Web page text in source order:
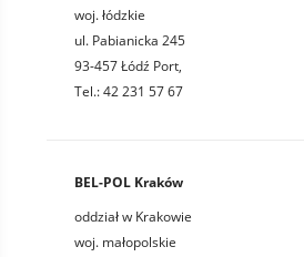
woj. łódzkie
ul. Pabianicka 245
93-457 Łódź Port,
Tel.: 42 231 57 67
BEL-POL Kraków
oddział w Krakowie
woj. małopolskie